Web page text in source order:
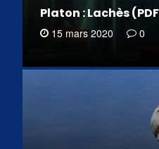
Platon : Lachès
15 mars 2020 0